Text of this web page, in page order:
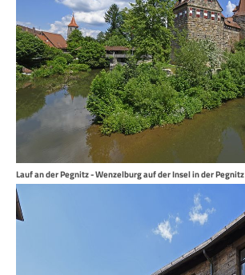
Lauf an der Pegnitz - Wenzelburg auf der Insel in der Pegnitz